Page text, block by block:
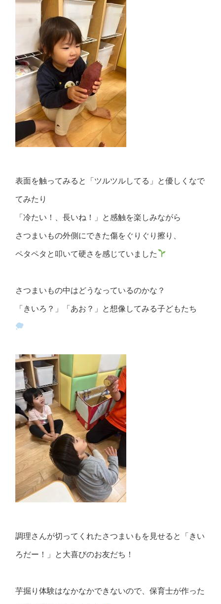
表面を触ってみると「ツルツルしてる」と優しくなで
てみたり
「冷たい！、長いね！」と感触を楽しみながら
さつまいもの外側にできた傷をぐりぐり擦り、
ペタペタと叩いて硬さを感じていました
さつまいもの中はどうなっているのかな？
「きいろ？」「あお？」と想像してみる子どもたち
調理さんが切ってくれたさつまいもを見せると「きい
ろだー！」と大喜びのお友だち！
芋掘り体験はなかなかできないので、保育士が作った